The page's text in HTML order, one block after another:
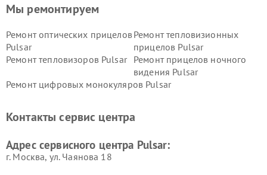
Мы ремонтируем
Ремонт оптических прицелов
Pulsar
Ремонт тепловизионных
прицелов Pulsar
Ремонт тепловизоров Pulsar
Ремонт прицелов ночного
видения Pulsar
Ремонт цифровых монокуляров Pulsar
Контакты сервис центра
Адрес сервисного центра Pulsar:
г. Москва, ул. Чаянова 18